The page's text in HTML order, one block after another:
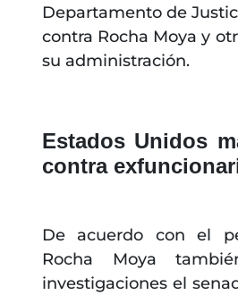
Departamento de
contra Rocha Moya y
su administración.
Estados Unidos
contra
De acuerdo con el
Rocha Moya
investigaciones el